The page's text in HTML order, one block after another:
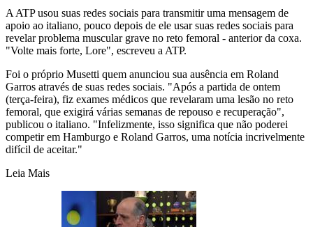
A ATP usou suas redes sociais para transmitir uma mensagem de
apoio ao italiano, pouco depois de ele usar suas redes sociais para
revelar problema muscular grave no reto femoral - anterior da coxa.
"Volte mais forte, Lore", escreveu a ATP.
Foi o próprio Musetti quem anunciou sua ausência em Roland
Garros através de suas redes sociais. "Após a partida de ontem
(terça-feira), fiz exames médicos que revelaram uma lesão no reto
femoral, que exigirá várias semanas de repouso e recuperação",
publicou o italiano. "Infelizmente, isso significa que não poderei
competir em Hamburgo e Roland Garros, uma notícia incrivelmente
difícil de aceitar."
Leia Mais